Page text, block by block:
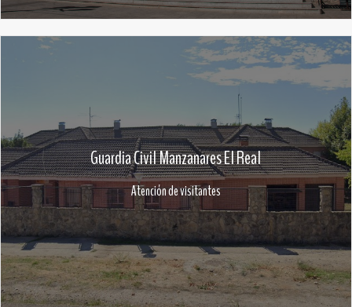
Guardia Civil Manzanares El Real
Atención de visitantes